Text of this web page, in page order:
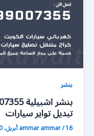
بنشر
تبديل تواير سيارات
ammar ammar/16 أبريل، 2020